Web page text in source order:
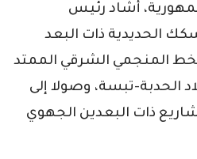
أشاد رئيس
الحديدية ذات البعد
المنجمي الشرقي الممتد
الحدبة-تبسة، وصولا إلى
ذات البعدين الجهوي